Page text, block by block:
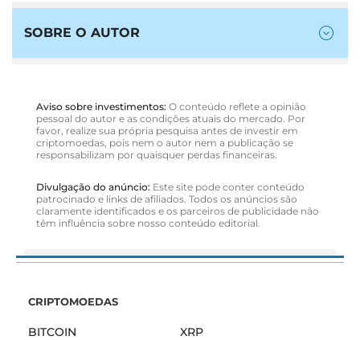
SOBRE O AUTOR
Aviso sobre investimentos: O conteúdo reflete a opinião
pessoal do autor e as condições atuais do mercado. Por
favor, realize sua própria pesquisa antes de investir em
criptomoedas, pois nem o autor nem a publicação se
responsabilizam por quaisquer perdas financeiras.
Divulgação do anúncio: Este site pode conter conteúdo
patrocinado e links de afiliados. Todos os anúncios são
claramente identificados e os parceiros de publicidade não
têm influência sobre nosso conteúdo editorial.
CRIPTOMOEDAS
BITCOIN XRP